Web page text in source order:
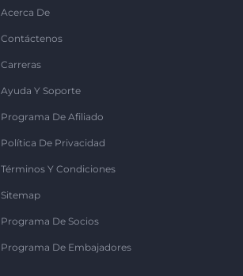
Acerca De
Contáctenos
Carreras
Ayuda Y Soporte
Programa De Afiliado
Política De Privacidad
Términos Y Condiciones
Sitemap
Programa De Socios
Programa De Embajadores